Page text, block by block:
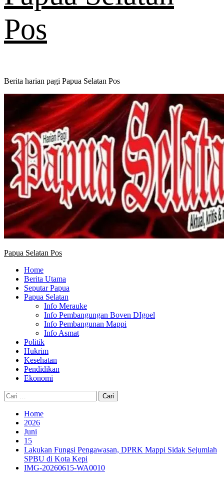
Pos
Berita harian pagi Papua Selatan Pos
Primary
Papua Selatan Pos
Home
Berita Utama
Seputar Papua
Papua Selatan
Info Merauke
Info Pembangungan Boven DIgoel
Info Pembangunan Mappi
Info Asmat
Politik
Hukrim
Kesehatan
Pendidikan
Ekonomi
Cari
untuk:
Home
2026
Juni
15
Lakukan Fungsi Pengawasan, DPRK Mappi Sidak Sejumlah
SPBU di Kota Kepi
IMG-20260615-WA0010